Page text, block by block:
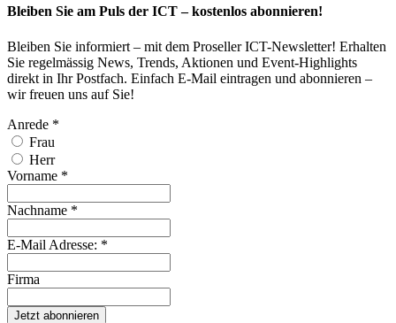
Bleiben Sie am Puls der ICT – kostenlos abonnieren!
Bleiben Sie informiert – mit dem Proseller ICT-Newsletter! Erhalten
Sie regelmässig News, Trends, Aktionen und Event-Highlights
direkt in Ihr Postfach. Einfach E-Mail eintragen und abonnieren –
wir freuen uns auf Sie!
Anrede *
Frau
Herr
Vorname *
Nachname *
E-Mail Adresse: *
Firma